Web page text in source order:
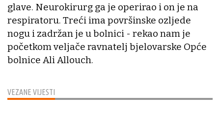
VEZANE VIJESTI
glave. Neurokirurg ga je operirao i on je na
respiratoru. Treći ima površinske ozljede
nogu i zadržan je u bolnici - rekao nam je
početkom veljače ravnatelj bjelovarske Opće
bolnice Ali Allouch.